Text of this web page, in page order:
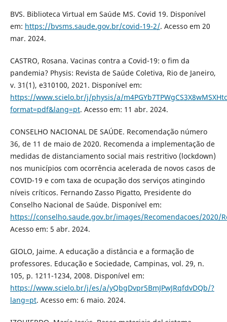
BVS. Biblioteca Virtual em Saúde MS. Covid 19. Disponível
em: https://bvsms.saude.gov.br/covid-19-2/. Acesso em 20
mar. 2024.
CASTRO, Rosana. Vacinas contra a Covid-19: o fim da
pandemia? Physis: Revista de Saúde Coletiva, Rio de Janeiro,
v. 31(1), e310100, 2021. Disponível em:
https://www.scielo.br/j/physis/a/
format=pdf&lang=pt. Acesso em: 11 abr. 2024.
CONSELHO NACIONAL DE SAÚDE. Recomendação número
36, de 11 de maio de 2020. Recomenda a implementação de
medidas de distanciamento social mais restritivo (lockdown)
nos municípios com ocorrência acelerada de novos casos de
COVID-19 e com taxa de ocupação dos serviços atingindo
níveis críticos. Fernando Zasso Pigatto, Presidente do
Conselho Nacional de Saúde. Disponível em:
https://conselho.saude.gov.br/images/Recomendacoes/2020/
Acesso em: 5 abr. 2024.
GIOLO, Jaime. A educação a distância e a formação de
professores. Educação e Sociedade, Campinas, vol. 29, n.
105, p. 1211-1234, 2008. Disponível em:
https://www.scielo.br/j/es/a/yQbgDvpr5BmJPwJRqfdvDQb/?
lang=pt. Acesso em: 6 maio. 2024.